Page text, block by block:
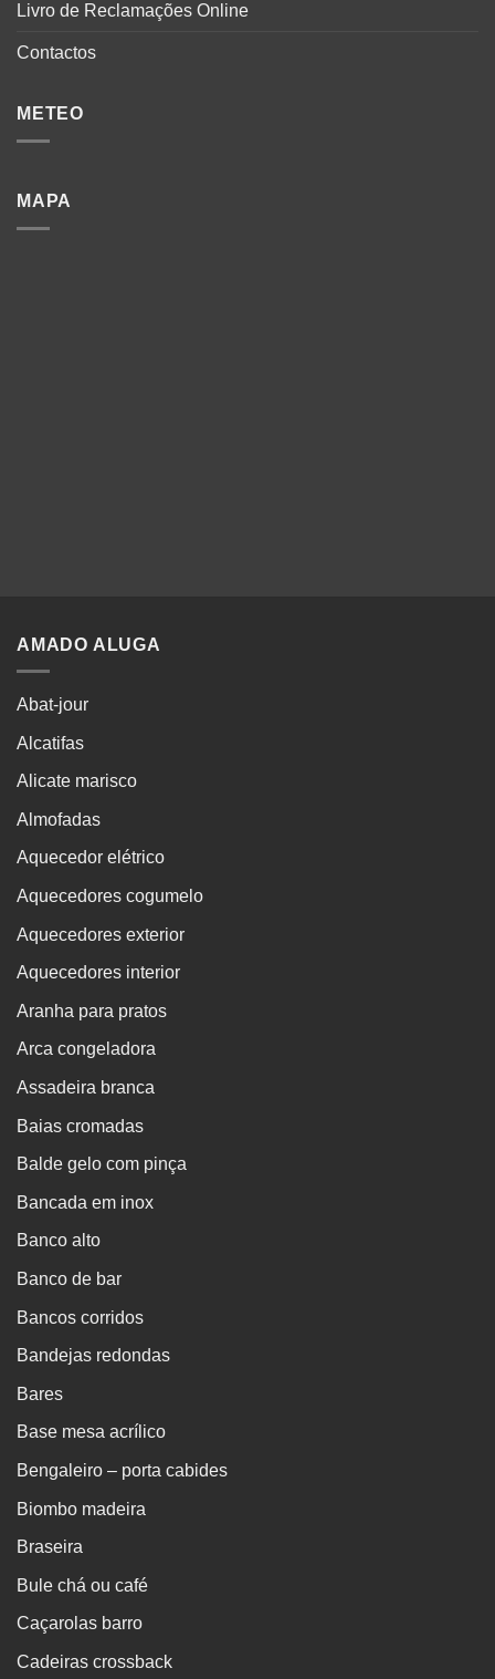
Livro de Reclamações Online
Contactos
METEO
MAPA
AMADO ALUGA
Abat-jour
Alcatifas
Alicate marisco
Almofadas
Aquecedor elétrico
Aquecedores cogumelo
Aquecedores exterior
Aquecedores interior
Aranha para pratos
Arca congeladora
Assadeira branca
Baias cromadas
Balde gelo com pinça
Bancada em inox
Banco alto
Banco de bar
Bancos corridos
Bandejas redondas
Bares
Base mesa acrílico
Bengaleiro – porta cabides
Biombo madeira
Braseira
Bule chá ou café
Caçarolas barro
Cadeiras crossback